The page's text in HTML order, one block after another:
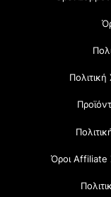
Όροι Affiliate